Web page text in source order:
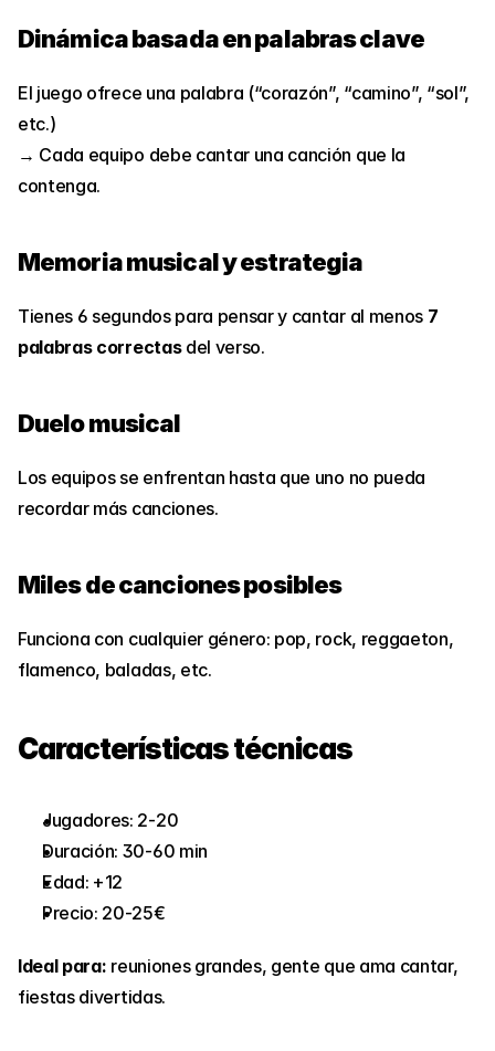
Dinámica basada en palabras clave
El juego ofrece una palabra (“corazón”, “camino”, “sol”,
etc.)
→ Cada equipo debe cantar una canción que la
contenga.
Memoria musical y estrategia
Tienes 6 segundos para pensar y cantar al menos 7
palabras correctas del verso.
Duelo musical
Los equipos se enfrentan hasta que uno no pueda
recordar más canciones.
Miles de canciones posibles
Funciona con cualquier género: pop, rock, reggaeton,
flamenco, baladas, etc.
Características técnicas
Jugadores: 2-20
Duración: 30-60 min
Edad: +12
Precio: 20-25€
Ideal para: reuniones grandes, gente que ama cantar,
fiestas divertidas.